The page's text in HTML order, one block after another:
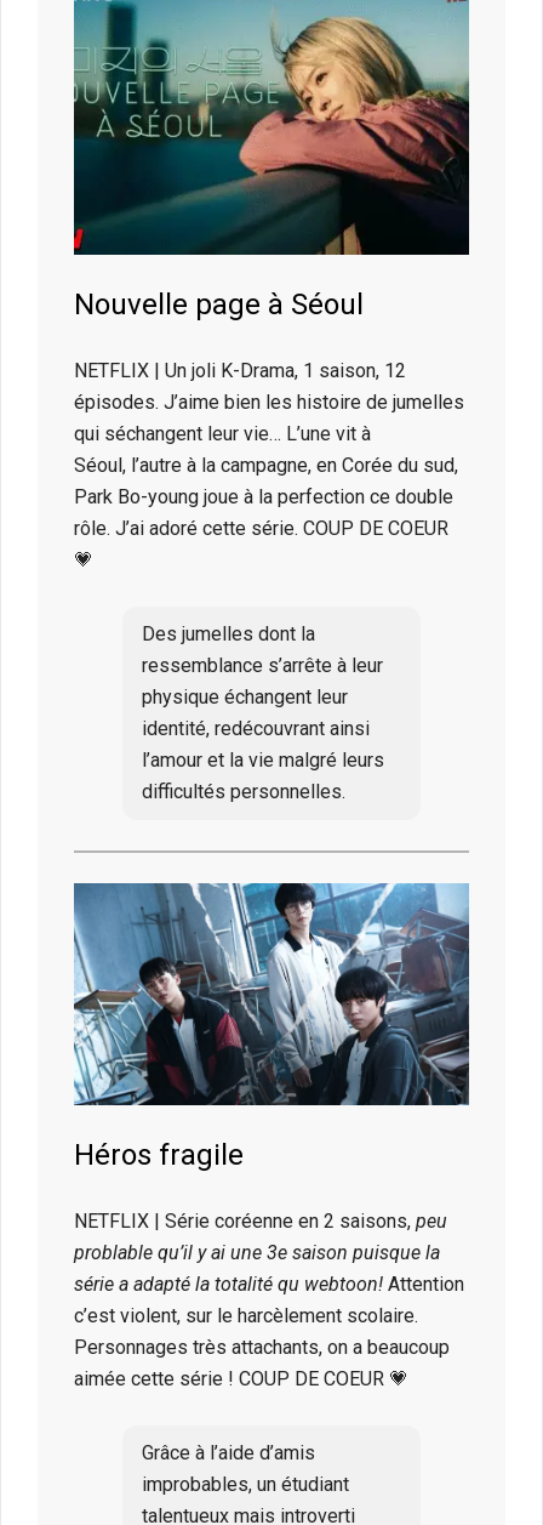
Nouvelle page à Séoul
NETFLIX | Un joli K-Drama, 1 saison, 12
épisodes. J’aime bien les histoire de jumelles
qui séchangent leur vie… L’une vit à
Séoul, l’autre à la campagne, en Corée du sud,
Park Bo-young joue à la perfection ce double
rôle. J’ai adoré cette série. COUP DE COEUR
💗
Des jumelles dont la
ressemblance s’arrête à leur
physique échangent leur
identité, redécouvrant ainsi
l’amour et la vie malgré leurs
difficultés personnelles.
Héros fragile
NETFLIX | Série coréenne en 2 saisons, peu
problable qu’il y ai une 3e saison puisque la
série a adapté la totalité qu webtoon! Attention
c’est violent, sur le harcèlement scolaire.
Personnages très attachants, on a beaucoup
aimée cette série ! COUP DE COEUR 💗
Grâce à l’aide d’amis
improbables, un étudiant
talentueux mais introverti